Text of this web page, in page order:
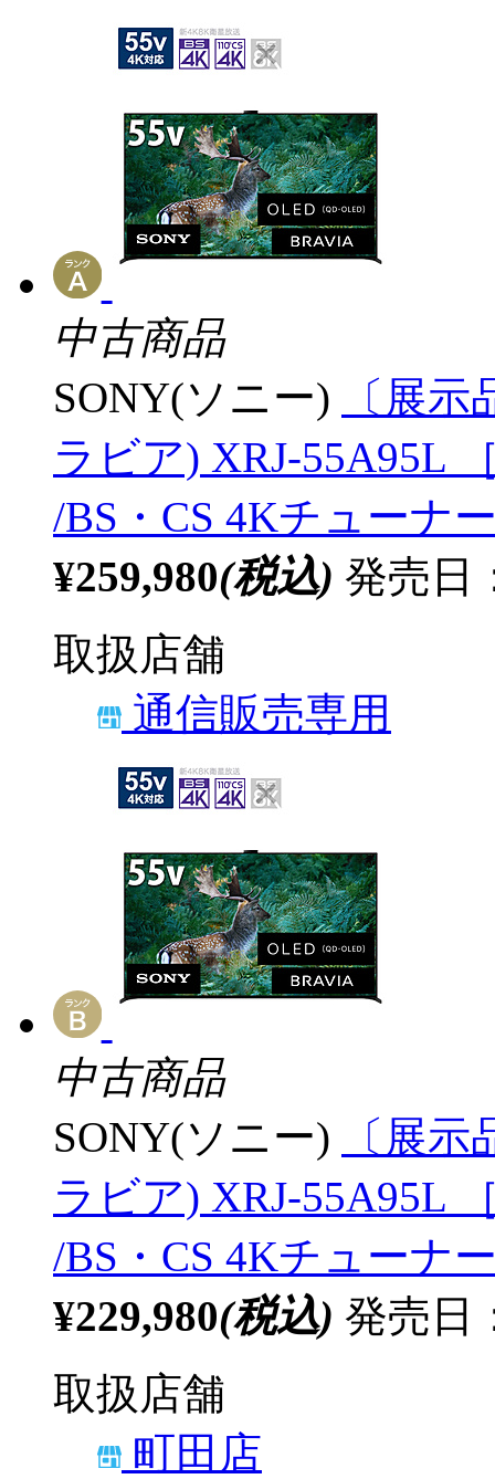
中古商品
SONY(ソニー)
〔展
ラビア) XRJ-55A95L
/BS・CS 4Kチューナ
¥259,980(税込) 発売日
取扱店舗
通信販売専用
中古商品
SONY(ソニー)
〔展
ラビア) XRJ-55A95L
/BS・CS 4Kチューナ
¥229,980(税込) 発売日
取扱店舗
町田店